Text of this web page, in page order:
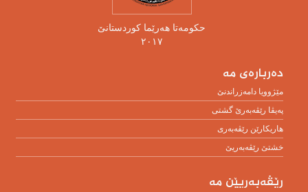
حکومەتا هەرێما کوردستانێ
٢٠١٧
دەربارەی مە
مێژوویا دامەزراندنێ
پەیڤا رێڤەبەرێ گشتی
هاریکارێن رێڤەبەری
خشتێ رێڤەبەریێ
رێڤەبەریێن مە